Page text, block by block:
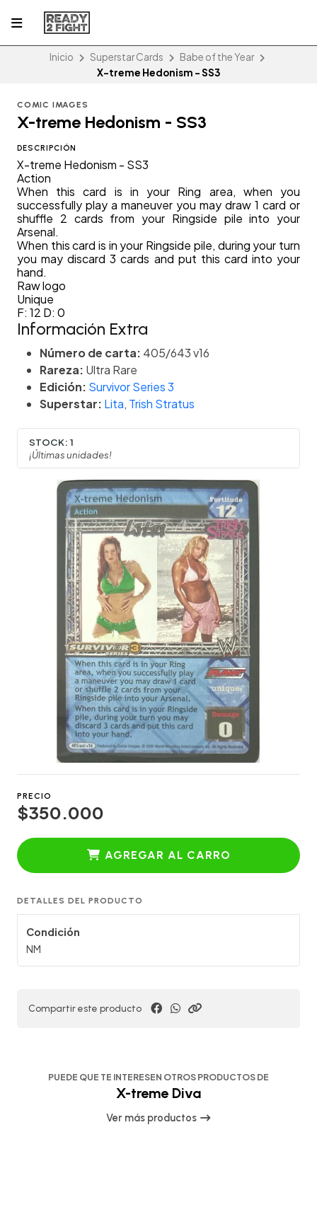
Inicio Superstar Cards
Babe of the Year
X-treme Hedonism - SS3
COMIC IMAGES
X-treme Hedonism - SS3
DESCRIPCIÓN
X-treme Hedonism - SS3
Action
When this card is in your Ring area, when you
successfully play a maneuver you may draw 1 card or
shuffle 2 cards from your Ringside pile into your
Arsenal.
When this card is in your Ringside pile, during your turn
you may discard 3 cards and put this card into your
hand.
Raw logo
Unique
F: 12 D: 0
Información Extra
Número de carta: 405/643 v16
Rareza: Ultra Rare
Edición: Survivor Series 3
Superstar: Lita, Trish Stratus
STOCK: 1
¡Últimas unidades!
PRECIO
$350.000
AGREGAR AL CARRO
DETALLES DEL PRODUCTO
Condición
NM
Compartir este producto
PUEDE QUE TE INTERESEN OTROS PRODUCTOS DE
X-treme Diva
Ver más productos